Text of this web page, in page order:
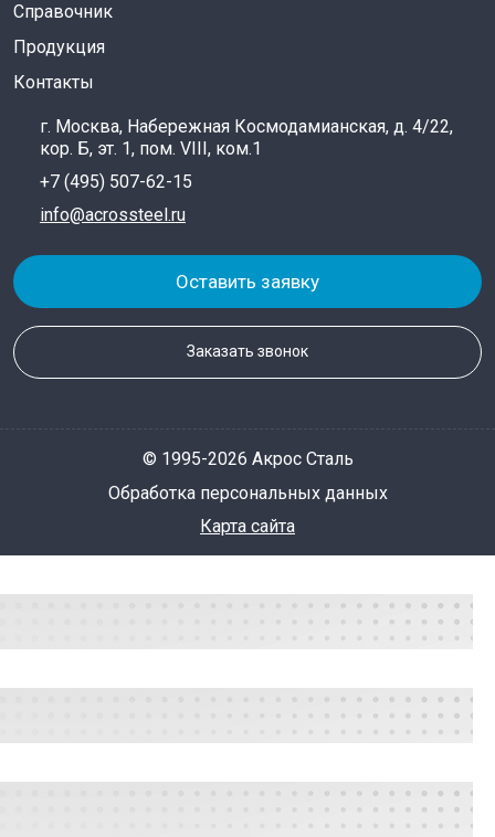
Справочник
Продукция
Контакты
г. Москва, Набережная Космодамианская, д. 4/22,
кор. Б, эт. 1, пом. VIII, ком.1
+7 (495) 507-62-15
info@acrossteel.ru
Оставить заявку
Заказать звонок
© 1995-2026 Акрос Сталь
Обработка персональных данных
Карта сайта